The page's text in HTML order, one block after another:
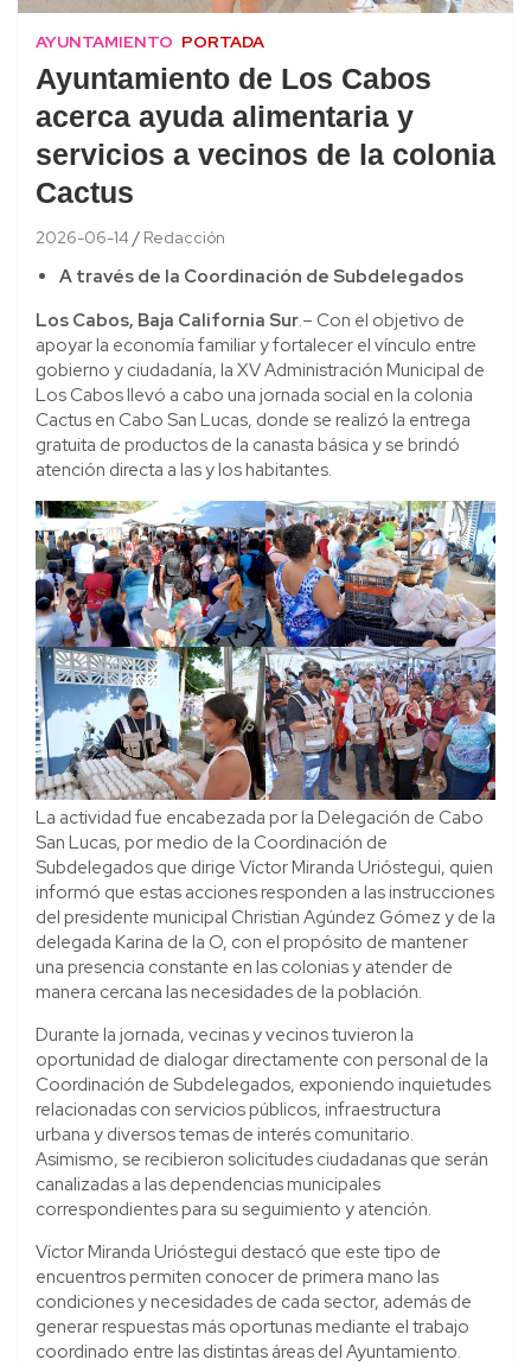
AYUNTAMIENTO PORTADA
Ayuntamiento de Los Cabos
acerca ayuda alimentaria y
servicios a vecinos de la colonia
Cactus
2026-06-14 Redacción
A través de la Coordinación de Subdelegados
Los Cabos, Baja California Sur.– Con el objetivo de
apoyar la economía familiar y fortalecer el vínculo entre
gobierno y ciudadanía, la XV Administración Municipal de
Los Cabos llevó a cabo una jornada social en la colonia
Cactus en Cabo San Lucas, donde se realizó la entrega
gratuita de productos de la canasta básica y se brindó
atención directa a las y los habitantes.
La actividad fue encabezada por la Delegación de Cabo
San Lucas, por medio de la Coordinación de
Subdelegados que dirige Víctor Miranda Urióstegui, quien
informó que estas acciones responden a las instrucciones
del presidente municipal Christian Agúndez Gómez y de la
delegada Karina de la O, con el propósito de mantener
una presencia constante en las colonias y atender de
manera cercana las necesidades de la población.
Durante la jornada, vecinas y vecinos tuvieron la
oportunidad de dialogar directamente con personal de la
Coordinación de Subdelegados, exponiendo inquietudes
relacionadas con servicios públicos, infraestructura
urbana y diversos temas de interés comunitario.
Asimismo, se recibieron solicitudes ciudadanas que serán
canalizadas a las dependencias municipales
correspondientes para su seguimiento y atención.
Víctor Miranda Urióstegui destacó que este tipo de
encuentros permiten conocer de primera mano las
condiciones y necesidades de cada sector, además de
generar respuestas más oportunas mediante el trabajo
coordinado entre las distintas áreas del Ayuntamiento.